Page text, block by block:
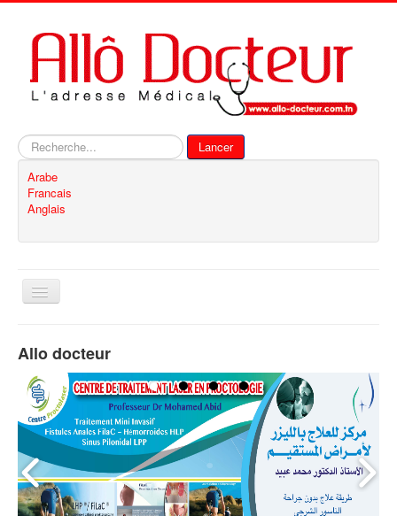
Rechercher
Lancer
Arabe
Francais
Anglais
Basculer
Contact
Allo docteur